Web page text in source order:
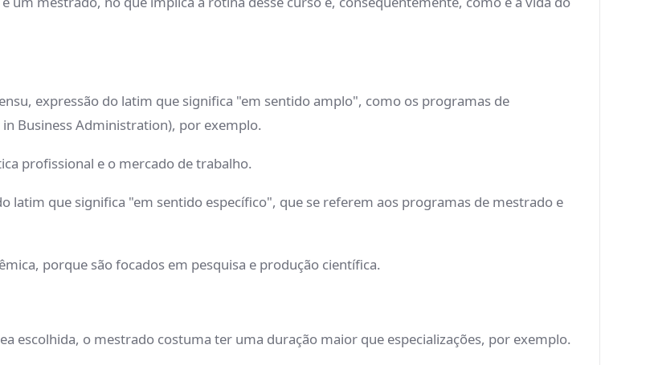
expressão do latim que significa "em sentido amplo", como os programas de
Business Administration), por exemplo.
profissional e o mercado de trabalho.
latim que significa "em sentido específico", que se referem aos programas de mestrado e
porque são focados em pesquisa e produção científica.
escolhida, o mestrado costuma ter uma duração maior que especializações, por exemplo.